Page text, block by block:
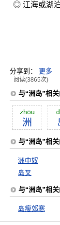
◎ 江海或湖
分享到： 更多
阅读(3865次)
与“洲岛”相
zhōu
洲
与“洲岛”相
洲中奴
岛叉
与“洲岛”相
岛瘦郊寒